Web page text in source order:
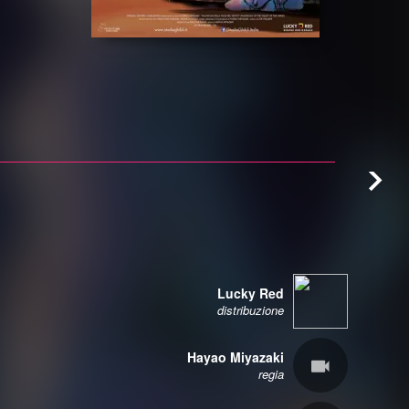
Lucky Red
distribuzione
Hayao Miyazaki
regia